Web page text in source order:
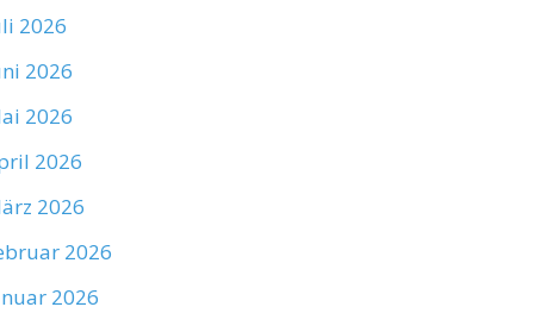
2026
2026
2026
2026
2026
2026
2026